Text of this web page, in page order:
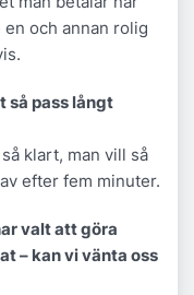
och annan rolig
så pass långt
klart, man vill så
efter fem minuter.
valt att göra
– kan vi vänta oss